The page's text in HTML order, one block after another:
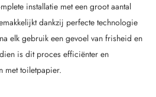
installatie met een groot aantal
dankzij perfecte technologie
elk gebruik een gevoel van frisheid en
is dit proces efficiënter en
met toiletpapier.